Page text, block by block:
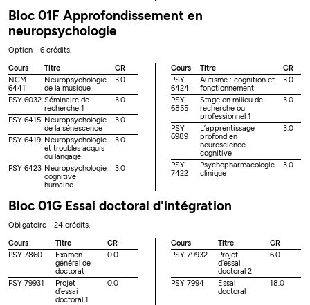
Bloc 01F Approfondissement en
neuropsychologie
Option - 6 crédits.
Cours
Titre
CR
NCM
6441
Neuropsychologie
de la musique
3.0
PSY 6032 Séminaire de
recherche 1
3.0
PSY 6415 Neuropsychologie
de la sénescence
3.0
PSY 6419 Neuropsychologie
et troubles acquis
du langage
3.0
PSY 6423 Neuropsychologie
cognitive
humaine
3.0
Cours Titre
CR
PSY
6424
Autisme : cognition et
fonctionnement
3.0
PSY
6855
Stage en milieu de
recherche ou
professionnel 1
3.0
PSY
6989
L’apprentissage
profond en
neuroscience
cognitive
3.0
PSY
7422
Psychopharmacologie
clinique
3.0
Bloc 01G Essai doctoral d'intégration
Obligatoire - 24 crédits.
Cours
Titre
CR
PSY 7860
Examen
général de
doctorat
0.0
PSY 79931
Projet
d’essai
doctoral 1
0.0
Cours Titre
CR
PSY 79932
Projet
d’essai
doctoral 2
6.0
PSY 7994
Essai
doctoral
18.0